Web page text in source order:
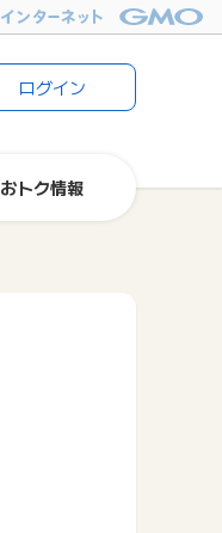
ログイン
おトク情報